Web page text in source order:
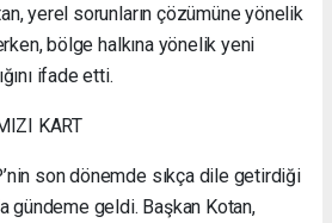
yerel sorunların çözümüne yönelik
bölge halkına yönelik yeni
ifade etti.
KART
son dönemde sıkça dile getirdiği
gündeme geldi. Başkan Kotan,